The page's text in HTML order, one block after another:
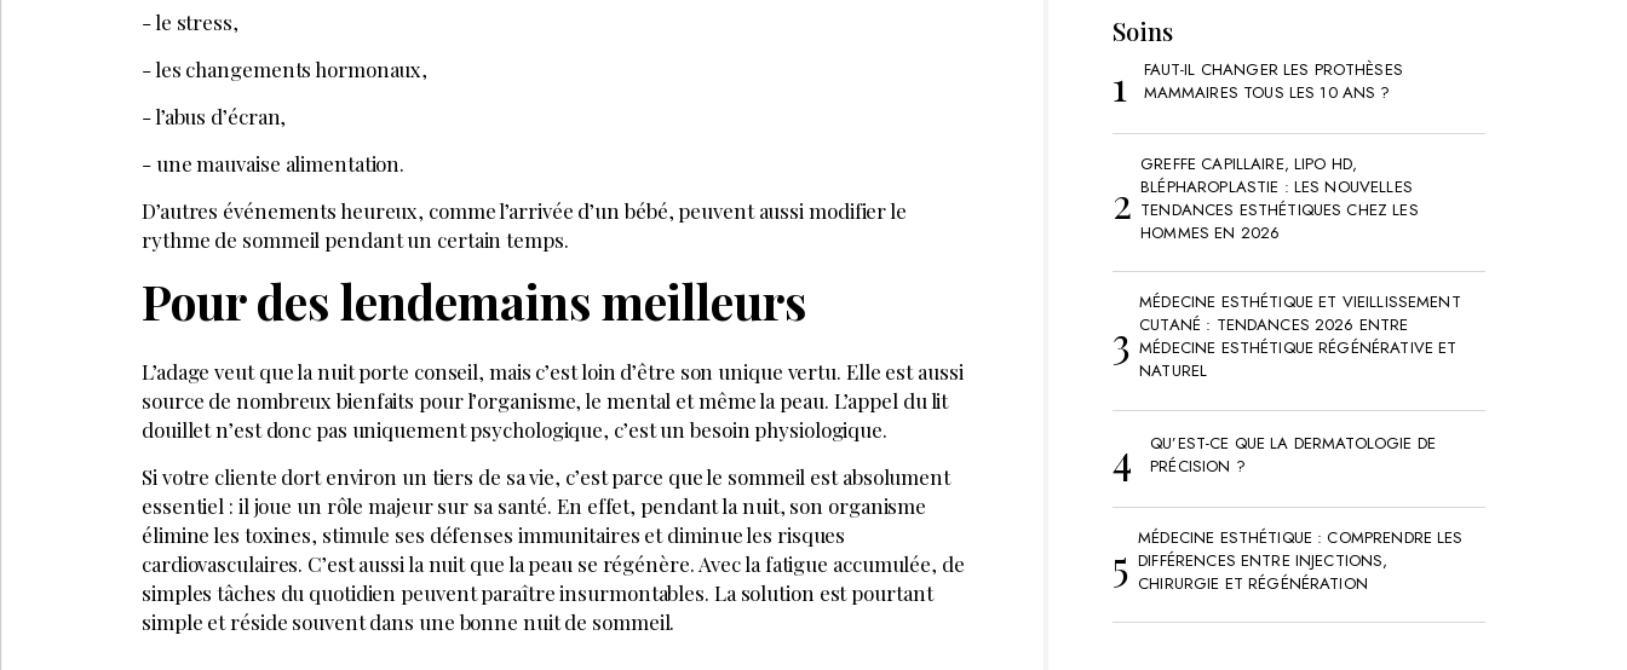
PARTAGEZ SUR :
J’ACHÈTE CE MAGAZINE
À DÉCOUVRIR AUSSI :
Soins
FAUT-IL CHANGER LES PROTHÈSES
MAMMAIRES TOUS LES 10 ANS ?
GREFFE CAPILLAIRE, LIPO HD,
BLÉPHAROPLASTIE : LES NOUVELLES
TENDANCES ESTHÉTIQUES CHEZ LES
HOMMES EN 2026
MÉDECINE ESTHÉTIQUE ET VIEILLISSEMENT
CUTANÉ : TENDANCES 2026 ENTRE
MÉDECINE ESTHÉTIQUE RÉGÉNÉRATIVE ET
NATUREL
QU’EST-CE QUE LA DERMATOLOGIE DE
PRÉCISION ?
MÉDECINE ESTHÉTIQUE : COMPRENDRE LES
DIFFÉRENCES ENTRE INJECTIONS,
CHIRURGIE ET RÉGÉNÉRATION